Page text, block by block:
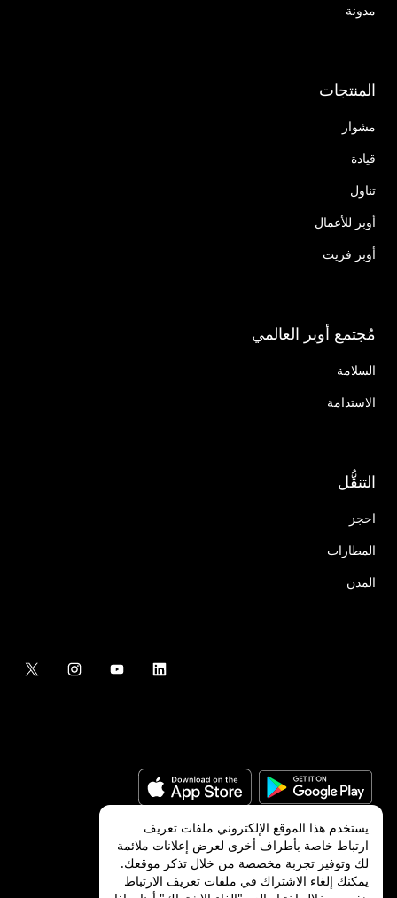
مدونة
المنتجات
مشوار
قيادة
تناول
أوبر للأعمال
أوبر فريت
مُجتمع أوبر العالمي
السلامة
الاستدامة
التنقُّل
احجز
المطارات
المدن
©
2026شركة Uber Technologies, Inc.‎
يستخدم هذا الموقع الإلكتروني ملفات تعريف
ارتباط خاصة بأطراف أخرى لعرض إعلانات ملائمة
لك وتوفير تجربة مخصصة من خلال تذكر موقعك.
يمكنك إلغاء الاشتراك في ملفات تعريف الارتباط